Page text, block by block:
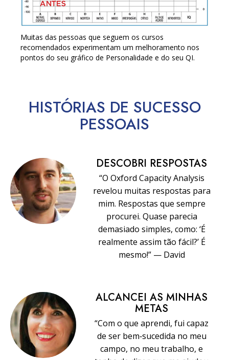
Muitas das pessoas que seguem os cursos
recomendados experimentam um melhoramento nos
pontos do seu gráfico de Personalidade e do seu QI.
HISTÓRIAS DE SUCESSO
PESSOAIS
DESCOBRI RESPOSTAS
“O Oxford Capacity Analysis
revelou muitas respostas para
mim. Respostas que sempre
procurei. Quase parecia
demasiado simples, como: ‘É
realmente assim tão fácil?’ É
mesmo!” — David
ALCANCEI AS MINHAS
METAS
“Com o que aprendi, fui capaz
de ser bem‑sucedida no meu
campo, no meu trabalho, e